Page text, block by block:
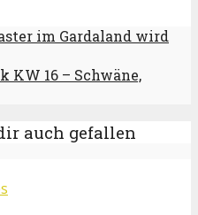
im Gardaland wird
16 – Schwäne,
auch gefallen